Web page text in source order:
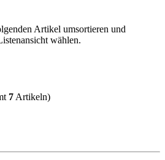
Artikel umsortieren und
wählen.
7 Artikeln)